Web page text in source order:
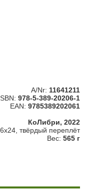
A/Nr: 11641211
978-5-389-20206-1
EAN: 9785389202061
КоЛибри, 2022
твёрдый переплёт
Вес: 565 г